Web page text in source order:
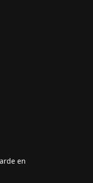
en